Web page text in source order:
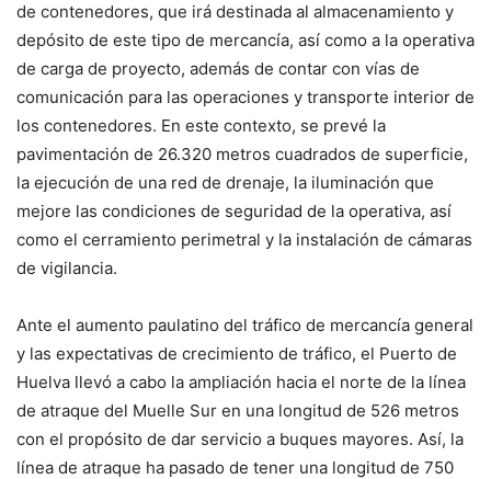
de contenedores, que irá destinada al almacenamiento y
depósito de este tipo de mercancía, así como a la operativa
de carga de proyecto, además de contar con vías de
comunicación para las operaciones y transporte interior de
los contenedores. En este contexto, se prevé la
pavimentación de 26.320 metros cuadrados de superficie,
la ejecución de una red de drenaje, la iluminación que
mejore las condiciones de seguridad de la operativa, así
como el cerramiento perimetral y la instalación de cámaras
de vigilancia.
Ante el aumento paulatino del tráfico de mercancía general
y las expectativas de crecimiento de tráfico, el Puerto de
Huelva llevó a cabo la ampliación hacia el norte de la línea
de atraque del Muelle Sur en una longitud de 526 metros
con el propósito de dar servicio a buques mayores. Así, la
línea de atraque ha pasado de tener una longitud de 750